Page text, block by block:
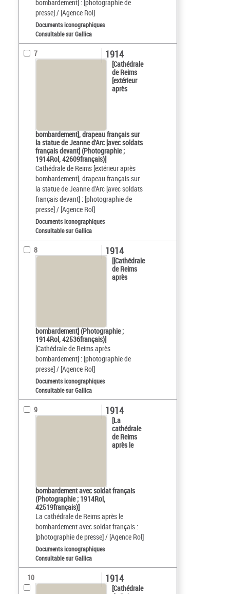
bombardement] : [photographie de
presse] / [Agence Rol]
Documents iconographiques
Consultable sur Gallica
7
[Cathédrale
de Reims
[extérieur
après
bombardement], drapeau français sur
la statue de Jeanne d'Arc [avec soldats
français devant] (Photographie ;
1914Rol, 42609français)]
Cathédrale de Reims [extérieur après
bombardement], drapeau français sur
la statue de Jeanne d'Arc [avec soldats
français devant] : [photographie de
presse] / [Agence Rol]
1914
Documents iconographiques
Consultable sur Gallica
8
[[Cathédrale
de Reims
après
bombardement] (Photographie ;
1914Rol, 42536français)]
[Cathédrale de Reims après
bombardement] : [photographie de
presse] / [Agence Rol]
1914
Documents iconographiques
Consultable sur Gallica
9
[La
cathédrale
de Reims
après le
bombardement avec soldat français
(Photographie ; 1914Rol,
42519français)]
La cathédrale de Reims après le
bombardement avec soldat français :
[photographie de presse] / [Agence Rol]
1914
Documents iconographiques
Consultable sur Gallica
10
[Cathédrale
1914